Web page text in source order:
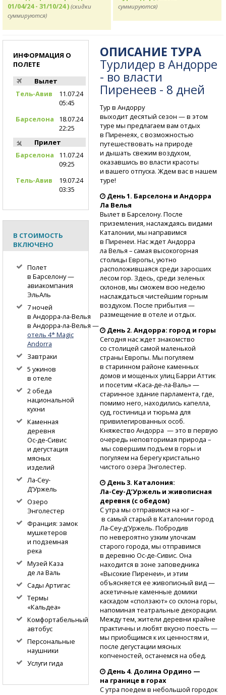
01/04/24 - 31/10/24 ) (скидки
суммируются)
суммируются)
ОПИСАНИЕ ТУРА
Турлидер в Андорре
- во власти
Пиренеев - 8 дней
Тур в Андорру
выходит десятый сезон — в этом
туре мы предлагаем вам отдых
в Пиренеях, с возможностью
путешествовать на природе
и дышать свежим воздухом,
оказавшись во власти красоты
и вашего отпуска. Ждем вас в нашем
туре!
День 1. Барселона и Андорра
Ла Велья
Вылет в Барселону. После
приземления, наслаждаясь видами
Каталонии, мы направимся
в Пиренеи. Нас ждет Андорра
ла Велья – самая высокогорная
столицы Европы, уютно
расположившаяся среди заросших
лесом гор. Здесь, среди зеленых
склонов, мы сможем всю неделю
наслаждаться чистейшим горным
воздухом. После прибытия —
размещение в отеле и отдых.
День 2. Андорра: город и горы
Сегодня нас ждет знакомство
со столицей самой маленькой
страны Европы. Мы погуляем
в старинном районе каменных
домов и мощеных улиц Барри Аттик
и посетим «Каса-де-ла-Валь»—
старинное здание парламента, где,
помимо него, находились капелла,
суд, гостиница и тюрьма для
привилегированных особ.
Княжество Андорра — это в первую
очередь неповторимая природа –
мы совершим подъем в горы и
погуляем на берегу кристально
чистого озера Энголестер.
День 3. Каталония:
Ла-Сеу-Д’Уржельи живописная
деревня (с обедом)
С утра мы отправимся на юг –
в самый старый в Каталонии город
Ла-Сеу-д’Уржель. Побродив
по невероятно узким улочкам
старого города, мы отправимся
в деревню Ос-де-Сивис. Она
находится в зоне заповедника
«Высокие Пиренеи», и этим
объясняется ее живописный вид —
аскетичные каменные домики
каскадом «сползают» со склона горы,
напоминая театральные декорации.
Между тем, жители деревни крайне
практичны и любят вкусно поесть —
мы приобщимся к их ценностям и,
после дегустации мясных
копченостей, останемся на обед.
День 4. Долина Ордино —
на границе в горах
С утра поедем в небольшой городок
ИНФОРМАЦИЯ О
ПОЛЕТЕ
Вылет
Тель-Авив
11.07.24
05:45
Барселона
18.07.24
22:25
Прилет
Барселона
11.07.24
09:25
Тель-Авив
19.07.24
03:35
В СТОИМОСТЬ
ВКЛЮЧЕНО
Полет
в Барселону —
авиакомпания
ЭльАль
7 ночей
в Андорра-ла-Велья
в Андорра-ла-Велья —
отель 4* Magic
Andorra
Завтраки
5 ужинов
в отеле
2 обеда
национальной
кухни
Каменная
деревня
Ос-де-Сивис
и дегустация
мясных
изделий
Ла-Сеу-
Д’Уржель
Озеро
Энголестер
Франция: замок
мушкетеров
и подземная
река
Музей Каза
де ла Валь
Сады Артигас
Термы
«Кальдеа»
Комфортабельный
автобус
Персональные
наушники
Услуги гида